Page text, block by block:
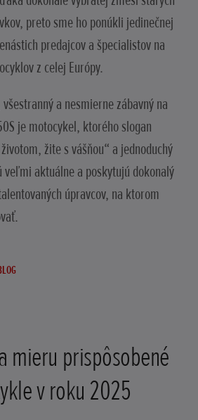
preto sme ho ponúkli jedinečnej
predajcov a špecialistov na
z celej Európy.
a nesmierne zábavný na
je motocykel, ktorého slogan
žite s vášňou“ a jednoduchý
veľmi aktuálne a poskytujú dokonalý
úpravcov, na ktorom
mieru prispôsobené
v roku 2025